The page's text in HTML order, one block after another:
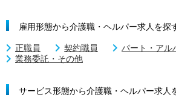
雇用形態から介護職・ヘルパー求人を探
正職員 契約職員
パート・アル
業務委託・その他
サービス形態から介護職・ヘルパー求人